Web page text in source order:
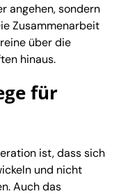
angehen, sondern
Zusammenarbeit
über die
hinaus.
für
ist, dass sich
und nicht
Auch das